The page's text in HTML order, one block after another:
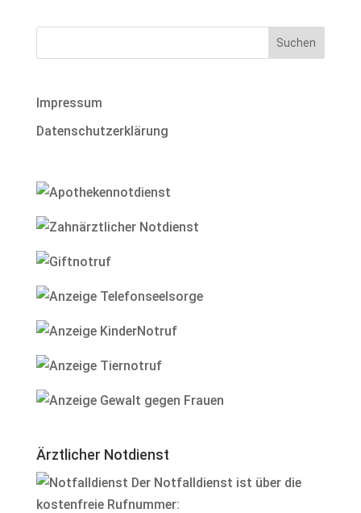
Impressum
Datenschutzerklärung
Ärztlicher Notdienst
Der Notfalldienst ist über die
kostenfreie Rufnummer: